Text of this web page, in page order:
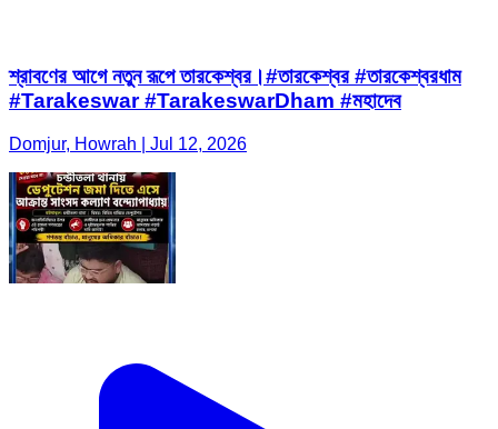
শ্রাবণের আগে নতুন রূপে তারকেশ্বর।#তারকেশ্বর #তারকেশ্বরধাম
#Tarakeswar #TarakeswarDham #মহাদেব
Domjur, Howrah | Jul 12, 2026